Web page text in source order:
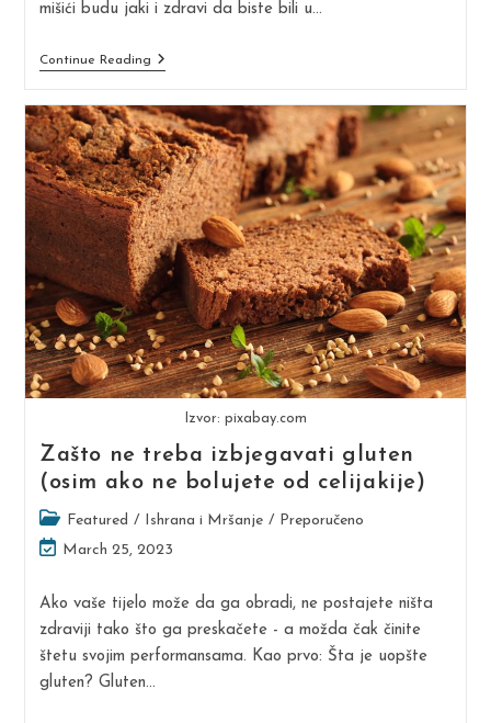
mišići budu jaki i zdravi da biste bili u…
Continue Reading5
Vam
Fali
Kalcijuma
Izvor: pixabay.com
Zašto ne treba izbjegavati gluten
(osim ako ne bolujete od celijakije)
Post
category:
Featured / Ishrana i Mršanje / Preporučeno
Post
modified:
March 25, 2023
Ako vaše tijelo može da ga obradi, ne postajete ništa
zdraviji tako što ga preskačete - a možda čak činite
štetu svojim performansama. Kao prvo: Šta je uopšte
gluten? Gluten…